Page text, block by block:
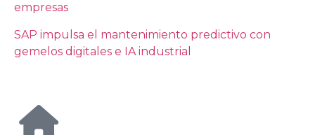
empresas
SAP impulsa el mantenimiento predictivo con
gemelos digitales e IA industrial